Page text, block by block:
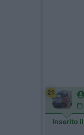
21
Inserito il